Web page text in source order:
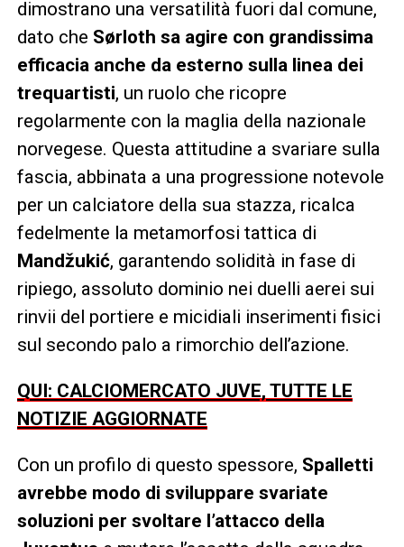
dimostrano una versatilità fuori dal comune,
dato che Sørloth sa agire con grandissima
efficacia anche da esterno sulla linea dei
trequartisti, un ruolo che ricopre
regolarmente con la maglia della nazionale
norvegese. Questa attitudine a svariare sulla
fascia, abbinata a una progressione notevole
per un calciatore della sua stazza, ricalca
fedelmente la metamorfosi tattica di
Mandžukić, garantendo solidità in fase di
ripiego, assoluto dominio nei duelli aerei sui
rinvii del portiere e micidiali inserimenti fisici
sul secondo palo a rimorchio dell’azione.
QUI: CALCIOMERCATO JUVE, TUTTE LE
NOTIZIE AGGIORNATE
Con un profilo di questo spessore, Spalletti
avrebbe modo di sviluppare svariate
soluzioni per svoltare l’attacco della